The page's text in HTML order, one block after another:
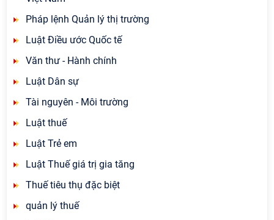
Pháp lệnh Quản lý thị trường
Luật Điều ước Quốc tế
Văn thư - Hành chính
Luật Dân sự
Tài nguyên - Môi trường
Luật thuế
Luật Trẻ em
Luật Thuế giá trị gia tăng
Thuế tiêu thụ đặc biệt
quản lý thuế